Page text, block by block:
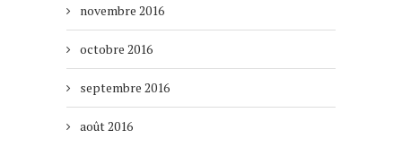
novembre 2016
octobre 2016
septembre 2016
août 2016